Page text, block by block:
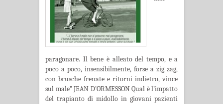
paragonare. Il bene è alleato del tempo, e a
poco a poco, insensibilmente, forse a zig zag,
con brusche frenate e ritorni indietro, vince
sul male” JEAN D’ORMESSON Qual è l’impatto
del trapianto di midollo in giovani pazienti